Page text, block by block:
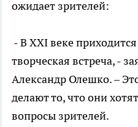
ожидает зрителей:
- В XXI веке
творческая встреча, -
Александр Олешко. –
делают то, что они
вопросы зрителей.